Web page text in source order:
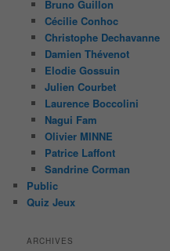
Bruno Guillon
Cécilie Conhoc
Christophe Dechavanne
Damien Thévenot
Elodie Gossuin
Julien Courbet
Laurence Boccolini
Nagui Fam
Olivier MINNE
Patrice Laffont
Sandrine Corman
Public
Quiz Jeux
ARCHIVES